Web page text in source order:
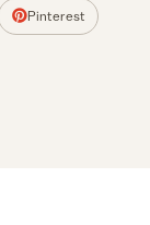
Pinterest